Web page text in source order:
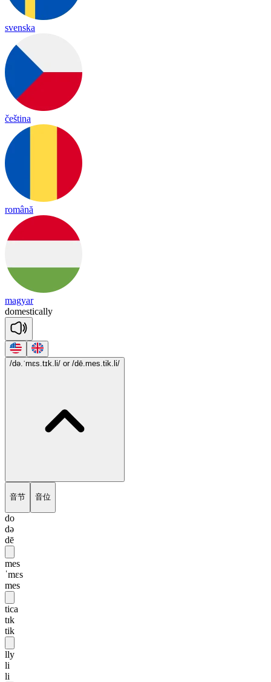
svenska
čeština
română
magyar
domestically
/də.ˈmɛs.tɪk.li/ or /dē.mes.tik.li/
音节 音位
do
də
dē
mes
ˈmɛs
mes
tica
tɪk
tik
lly
li
li